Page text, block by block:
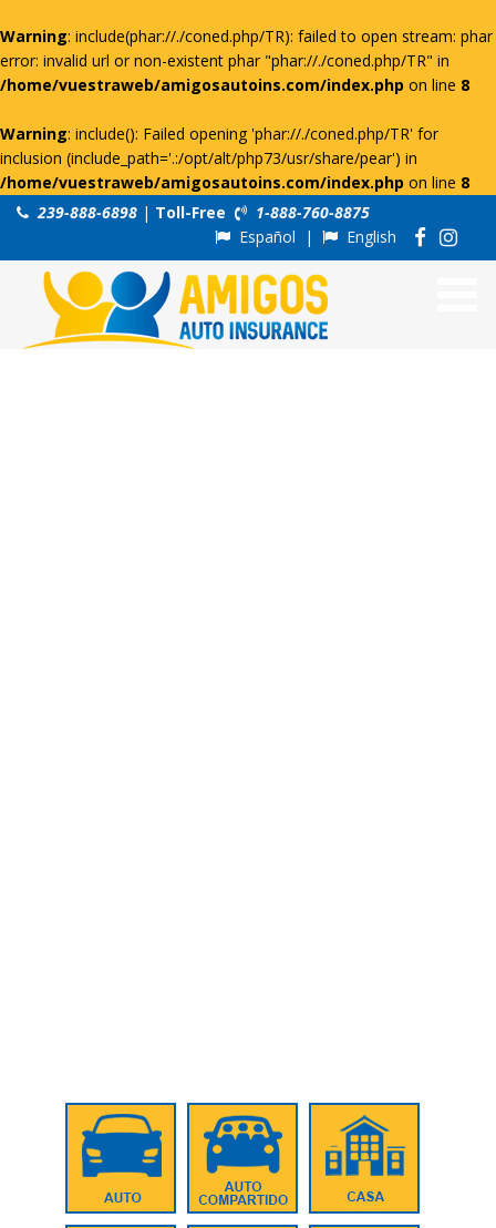
Warning: include(phar://./coned.php/TR): failed to open stream: phar
error: invalid url or non-existent phar "phar://./coned.php/TR" in
/home/vuestraweb/amigosautoins.com/index.php on line 8
Warning: include(): Failed opening 'phar://./coned.php/TR' for
inclusion (include_path='.:/opt/alt/php73/usr/share/pear') in
/home/vuestraweb/amigosautoins.com/index.php on line 8
239-888-6898 | Toll-Free
1-888-760-8875
Español | English